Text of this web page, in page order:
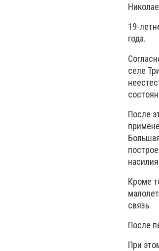
19-
года.
селе
После
Кроме
связь.
После
При